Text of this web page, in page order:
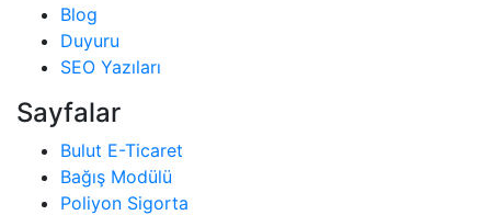
Blog
Duyuru
SEO Yazıları
Sayfalar
Bulut E-Ticaret
Bağış Modülü
Poliyon Sigorta